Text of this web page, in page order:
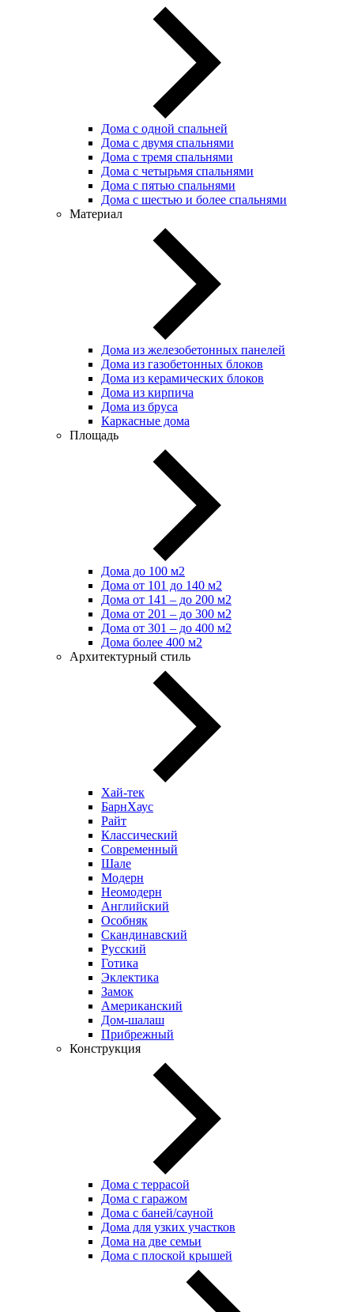
Дома с одной спальней
Дома с двумя спальнями
Дома с тремя спальнями
Дома с четырьмя спальнями
Дома с пятью спальнями
Дома с шестью и более спальнями
Материал
Дома из железобетонных панелей
Дома из газобетонных блоков
Дома из керамических блоков
Дома из кирпича
Дома из бруса
Каркасные дома
Площадь
Дома до 100 м2
Дома от 101 до 140 м2
Дома от 141 – до 200 м2
Дома от 201 – до 300 м2
Дома от 301 – до 400 м2
Дома более 400 м2
Архитектурный стиль
Хай-тек
БарнХаус
Райт
Классический
Современный
Шале
Модерн
Неомодерн
Английский
Особняк
Скандинавский
Русский
Готика
Эклектика
Замок
Американский
Дом-шалаш
Прибрежный
Конструкция
Дома с террасой
Дома с гаражом
Дома с баней/сауной
Дома для узких участков
Дома на две семьи
Дома с плоской крышей